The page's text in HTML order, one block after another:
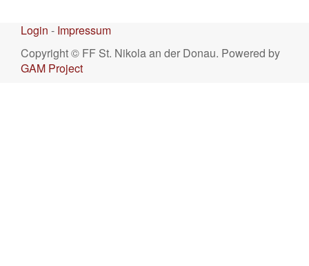
Login - Impressum
Copyright © FF St. Nikola an der Donau. Powered by
GAM Project